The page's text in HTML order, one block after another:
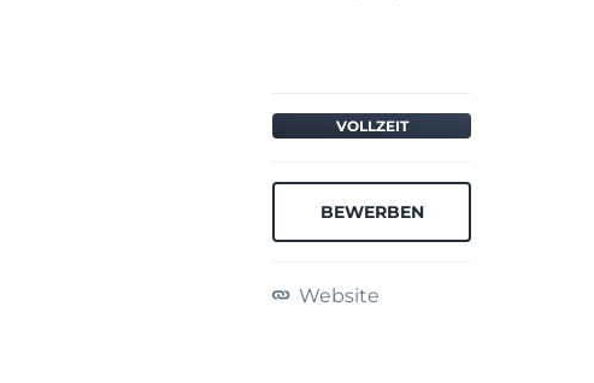
VOLLZEIT
BEWERBEN
Website